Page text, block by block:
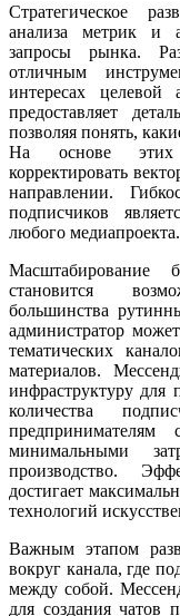
Стратегическое
анализа метрик и
запросы рынка.
отличным
интересах
предоставляет
позволяя понять,
На основе этих
корректировать
направлении.
подписчиков
любого медиапроекта.
Масштабирование
становится
большинства
администратор
тематических
материалов.
инфраструктуру для
количества
предпринимателям
минимальными
производство.
достигает
технологий
Важным этапом
вокруг канала, где
между собой.
для создания чатов